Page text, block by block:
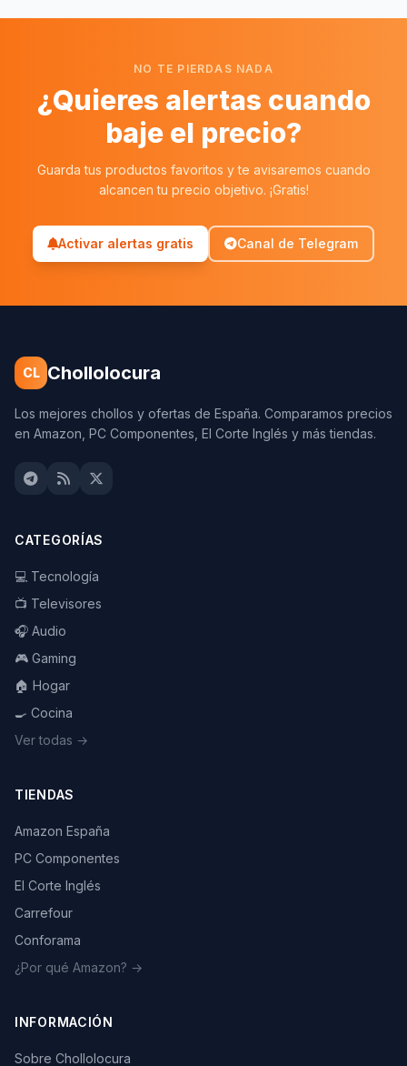
NO TE PIERDAS NADA
¿Quieres alertas cuando
baje el precio?
Guarda tus productos favoritos y te avisaremos cuando
alcancen tu precio objetivo. ¡Gratis!
Activar alertas gratis Canal de Telegram
CL Chollolocura
Los mejores chollos y ofertas de España. Comparamos precios
en Amazon, PC Componentes, El Corte Inglés y más tiendas.
CATEGORÍAS
💻 Tecnología
📺 Televisores
🎧 Audio
🎮 Gaming
🏠 Hogar
🍳 Cocina
Ver todas →
TIENDAS
Amazon España
PC Componentes
El Corte Inglés
Carrefour
Conforama
¿Por qué Amazon? →
INFORMACIÓN
Sobre Chollolocura